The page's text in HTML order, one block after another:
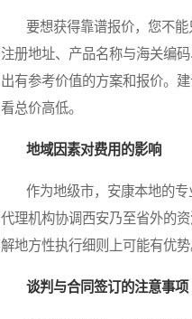
要想获得靠谱报价，您不能
注册地址、产品名称与海关编
出有参考价值的方案和报价。
看总价高低。
地域因素对费用的影响
作为地级市，安康本地的专
代理机构协调西安乃至省外的
解地方性执行细则上可能有优
谈判与合同签订的注意事项